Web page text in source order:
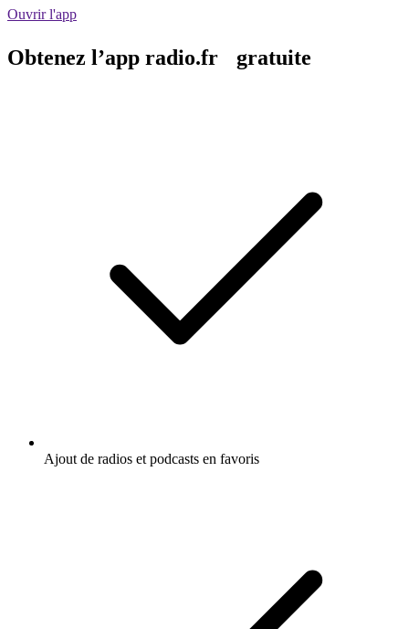
Ouvrir l'app
Obtenez l’app radio.fr gratuite
Ajout de radios et podcasts en favoris